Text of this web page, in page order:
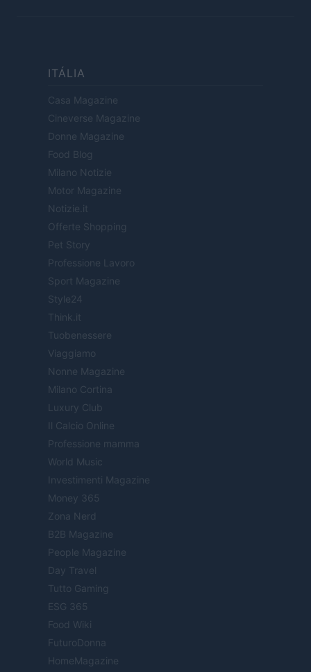
ITÁLIA
Casa Magazine
Cineverse Magazine
Donne Magazine
Food Blog
Milano Notizie
Motor Magazine
Notizie.it
Offerte Shopping
Pet Story
Professione Lavoro
Sport Magazine
Style24
Think.it
Tuobenessere
Viaggiamo
Nonne Magazine
Milano Cortina
Luxury Club
Il Calcio Online
Professione mamma
World Music
Investimenti Magazine
Money 365
Zona Nerd
B2B Magazine
People Magazine
Day Travel
Tutto Gaming
ESG 365
Food Wiki
FuturoDonna
HomeMagazine